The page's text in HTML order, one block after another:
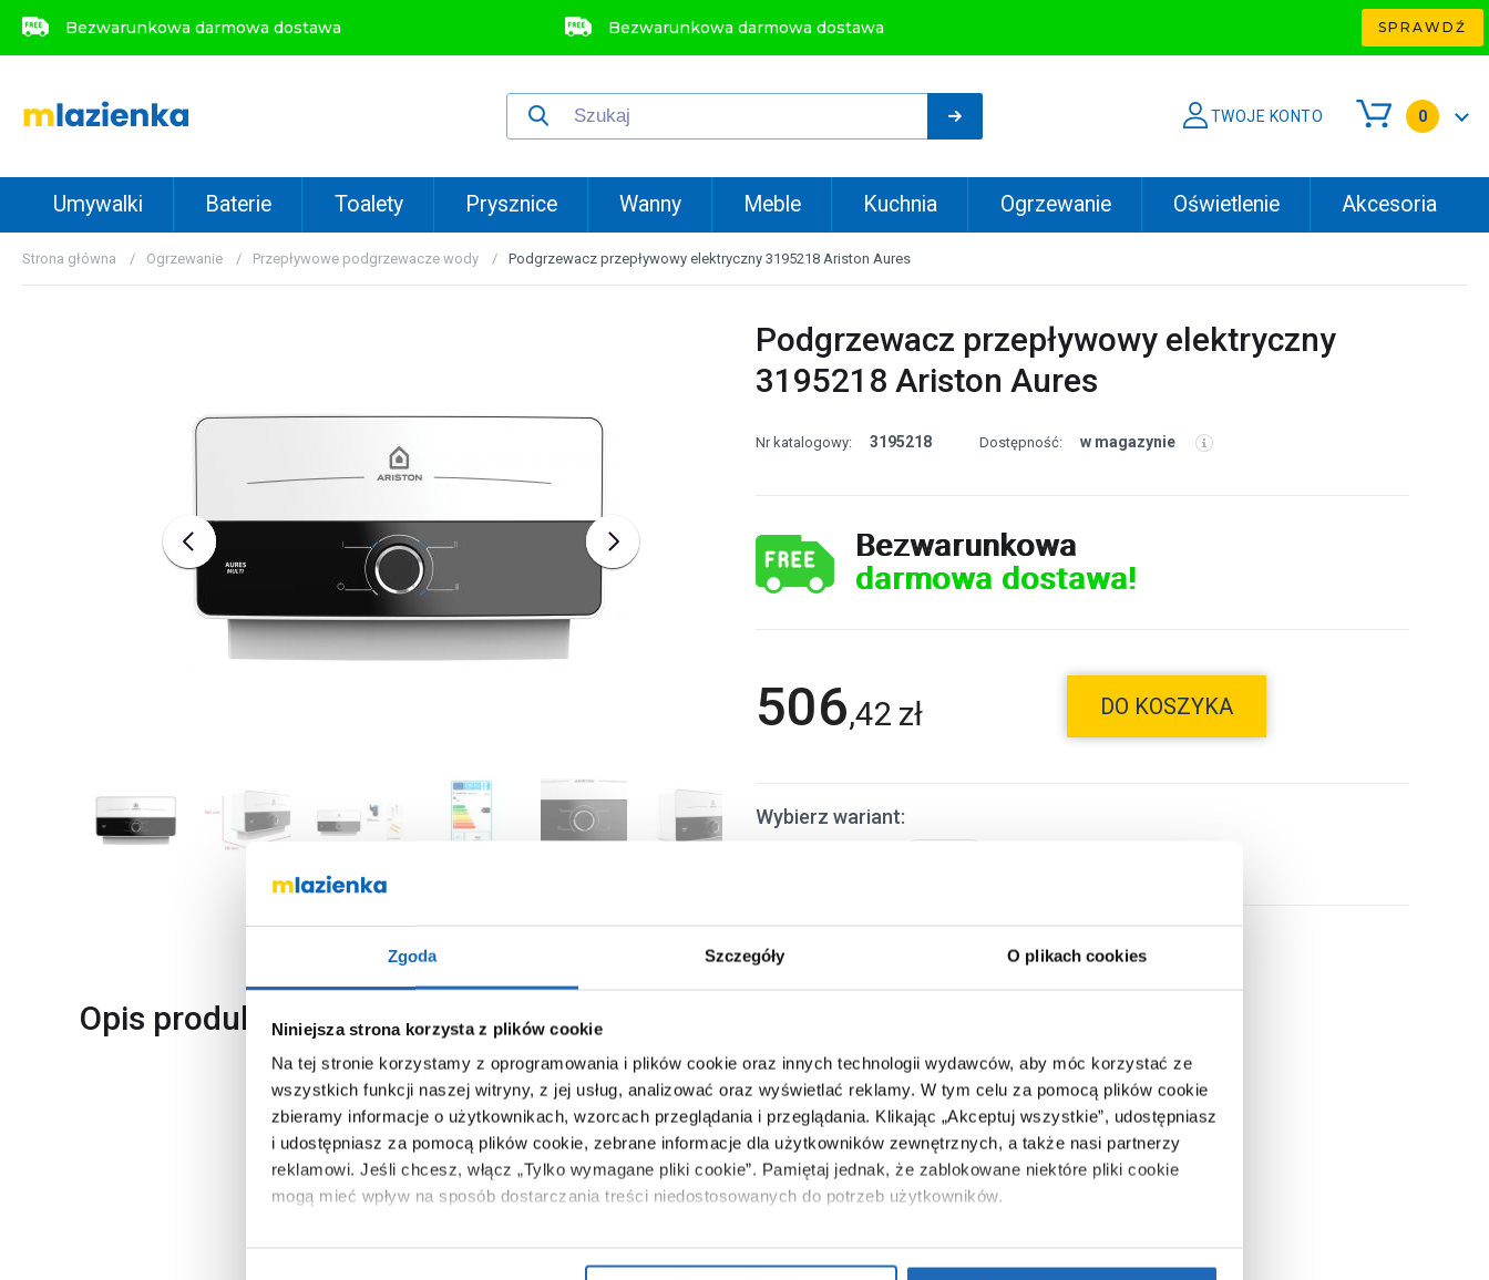
Zgoda Szczegóły O plikach cookies
Niniejsza strona korzysta z plików cookie
Na tej stronie korzystamy z oprogramowania i plików cookie oraz innych technologii wydawców, aby móc korzystać ze
wszystkich funkcji naszej witryny, z jej usług, analizować oraz wyświetlać reklamy. W tym celu za pomocą plików cookie
zbieramy informacje o użytkownikach, wzorcach przeglądania i przeglądania. Klikając „Akceptuj wszystkie”, udostępniasz
i udostępniasz za pomocą plików cookie, zebrane informacje dla użytkowników zewnętrznych, a także nasi partnerzy
reklamowi. Jeśli chcesz, włącz „Tylko wymagane pliki cookie”. Pamiętaj jednak, że zablokowane niektóre pliki cookie
mogą mieć wpływ na sposób dostarczania treści niedostosowanych do potrzeb użytkowników.
Aby uzyskać więcej informacji na temat plików plików cookie, kliknij „Ustawienia plików cookie”.Jeśli chcesz uzyskać
Bezwarunkowa darmowa dostawa Bezwarunkowa darmowa dostawa SPRAWDŹ
TWOJE KONTO 0
Umywalki Baterie Toalety Prysznice Wanny Meble Kuchnia Ogrzewanie Oświetlenie Akcesoria
Strona główna Ogrzewanie Przepływowe podgrzewacze wody Podgrzewacz przepływowy elektryczny 3195218 Ariston Aures
Podgrzewacz przepływowy elektryczny
3195218 Ariston Aures
Nr katalogowy: 3195218 Dostępność: w magazynie
Bezwarunkowa
darmowa dostawa!
506,42 zł DO KOSZYKA
Wybierz wariant:
Chcesz zamówić telefonicznie?
Opis produktu
Marka
Ariston
Seria
Aures
Nr katalogowy
3195218
jednofazowy